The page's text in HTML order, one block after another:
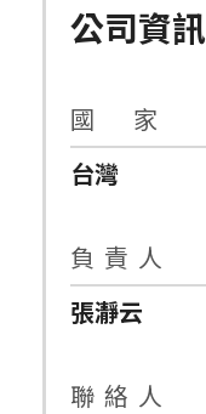
公司資訊
國 家
台灣
負 責 人
張瀞云
聯 絡 人